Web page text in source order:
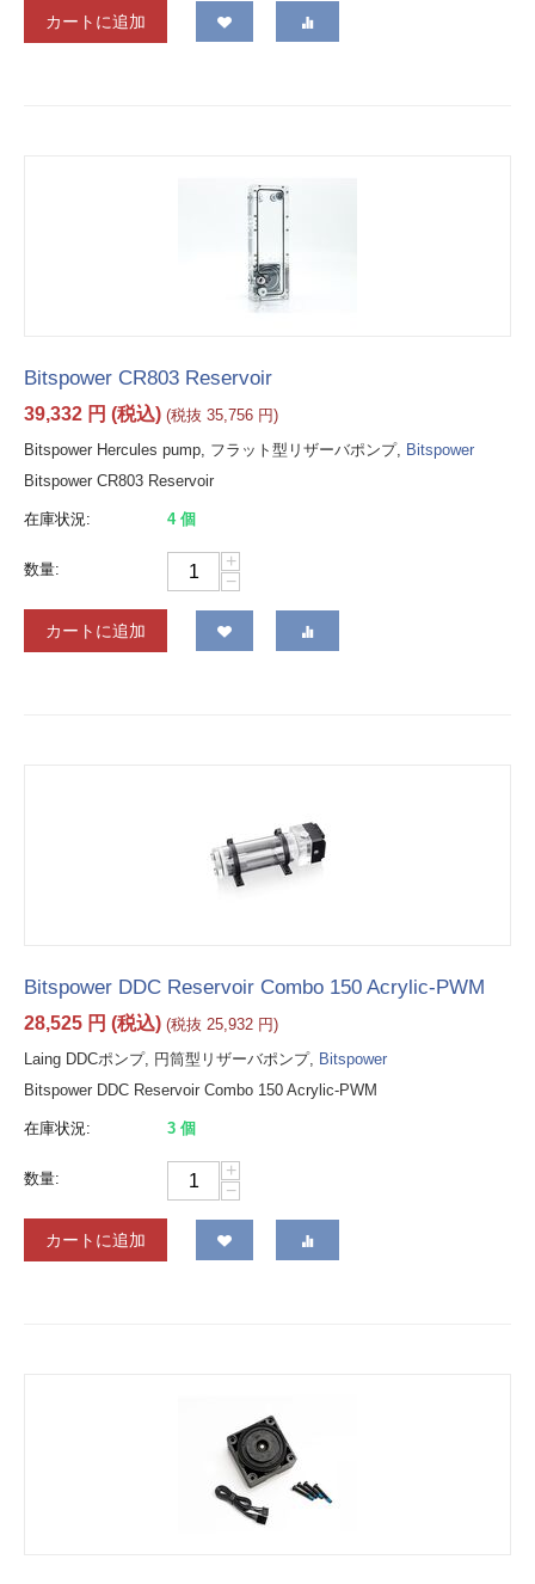
カートに追加
Bitspower CR803 Reservoir
39,332 円 (税込) (税抜 35,756 円)
Bitspower Hercules pump, フラット型リザーバポンプ, Bitspower
Bitspower CR803 Reservoir
在庫状況: 4 個
数量:
+
−
カートに追加
Bitspower DDC Reservoir Combo 150 Acrylic-PWM
28,525 円 (税込) (税抜 25,932 円)
Laing DDCポンプ, 円筒型リザーバポンプ, Bitspower
Bitspower DDC Reservoir Combo 150 Acrylic-PWM
在庫状況: 3 個
数量:
+
−
カートに追加